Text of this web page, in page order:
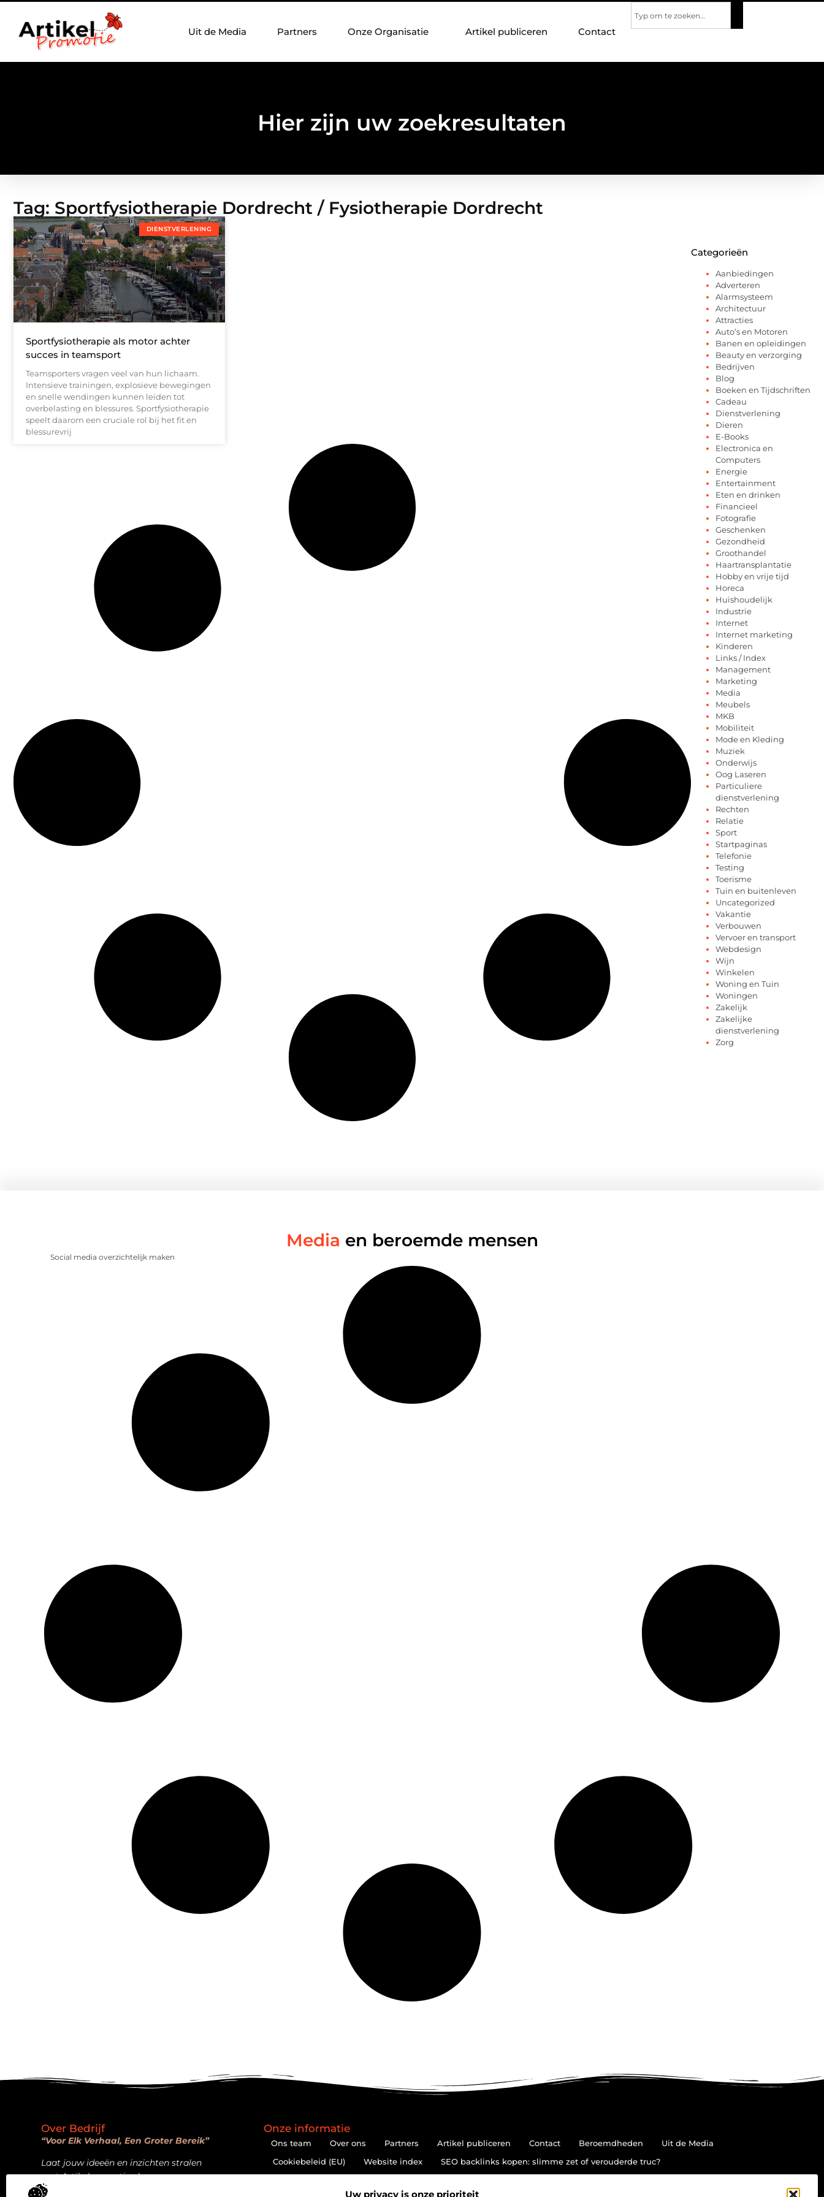
Uw privacy is onze prioriteit
Uit de Media Partners Onze Organisatie Artikel publiceren Contact
Hier zijn uw zoekresultaten
Tag: Sportfysiotherapie Dordrecht / Fysiotherapie Dordrecht
DIENSTVERLENING
Sportfysiotherapie als motor achter
succes in teamsport
Teamsporters vragen veel van hun lichaam.
Intensieve trainingen, explosieve bewegingen
en snelle wendingen kunnen leiden tot
overbelasting en blessures. Sportfysiotherapie
speelt daarom een cruciale rol bij het fit en
blessurevrij
Categorieën
Aanbiedingen
Adverteren
Alarmsysteem
Architectuur
Attracties
Auto’s en Motoren
Banen en opleidingen
Beauty en verzorging
Bedrijven
Blog
Boeken en Tijdschriften
Cadeau
Dienstverlening
Dieren
E-Books
Electronica en
Computers
Energie
Entertainment
Eten en drinken
Financieel
Fotografie
Geschenken
Gezondheid
Groothandel
Haartransplantatie
Hobby en vrije tijd
Horeca
Huishoudelijk
Industrie
Internet
Internet marketing
Kinderen
Links / Index
Management
Marketing
Media
Meubels
MKB
Mobiliteit
Mode en Kleding
Muziek
Onderwijs
Oog Laseren
Particuliere
dienstverlening
Rechten
Relatie
Sport
Startpaginas
Telefonie
Testing
Toerisme
Tuin en buitenleven
Uncategorized
Vakantie
Verbouwen
Vervoer en transport
Webdesign
Wijn
Winkelen
Woning en Tuin
Woningen
Zakelijk
Zakelijke
dienstverlening
Zorg
Media en beroemde mensen
Social media overzichtelijk maken
Over Bedrijf
“Voor Elk Verhaal, Een Groter Bereik”
Laat jouw ideeën en inzichten stralen
met Artikelpromotie.nl.
Onze informatie
Ons team Over ons Partners Artikel publiceren Contact Beroemdheden
Uit de Media
Cookiebeleid (EU)
Website index
SEO backlinks kopen: slimme zet of verouderde truc?